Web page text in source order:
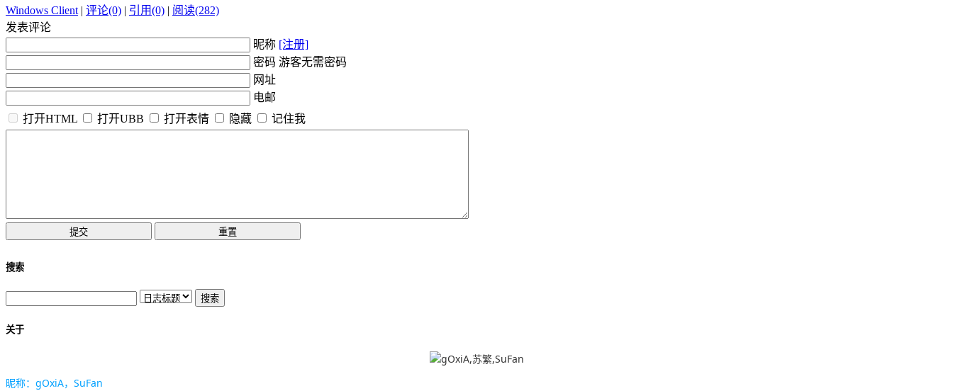
Windows Client| 评论(0) | 引用(0) | 阅读(282)
发表评论
昵称 [注册]
密码 游客无需密码
网址
电邮
打开HTML
打开UBB 打开表情 隐藏 记住我
搜索
关于
昵称：gOxiA，SuFan